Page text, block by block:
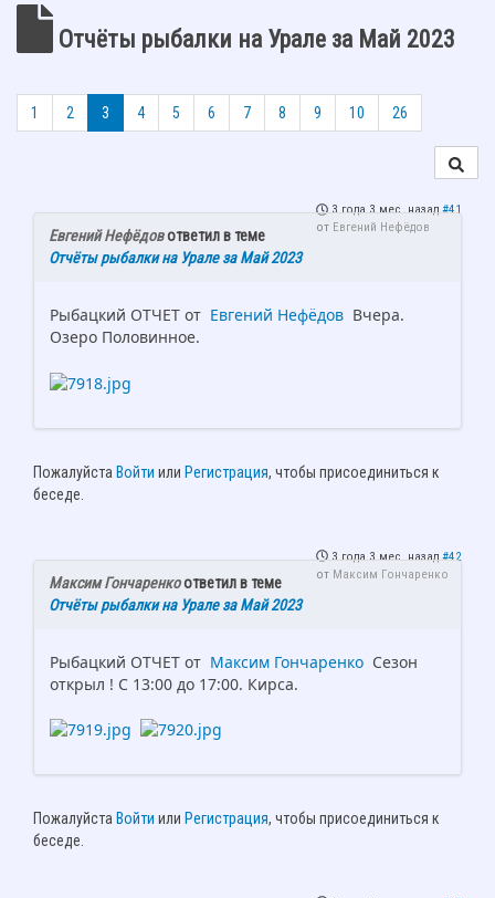
Отчёты рыбалки на Урале за Май 2023
1 2 3 4 5 6 7 8 9 10 26
3 года 3 мес. назад #41
от Евгений Нефёдов
Евгений Нефёдовответил в теме
Отчёты рыбалки на Урале за Май 2023
Рыбацкий ОТЧЕТ от Евгений Нефёдов Вчера.
Озеро Половинное.
Пожалуйста Войти или Регистрация, чтобы присоединиться к
беседе.
3 года 3 мес. назад #42
от Максим Гончаренко
Максим Гончаренкоответил в теме
Отчёты рыбалки на Урале за Май 2023
Рыбацкий ОТЧЕТ от Максим Гончаренко Сезон
открыл ! С 13:00 до 17:00. Кирса.
Пожалуйста Войти или Регистрация, чтобы присоединиться к
беседе.